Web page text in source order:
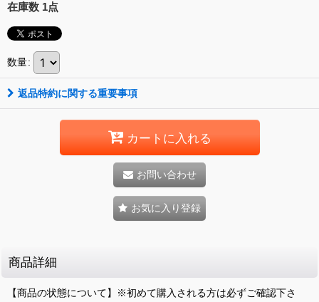
在庫数 1点
数量:
返品特約に関する重要事項
カートに入れる
お問い合わせ
お気に入り登録
商品詳細
【商品の状態について】※初めて購入される方は必ずご確認下さ